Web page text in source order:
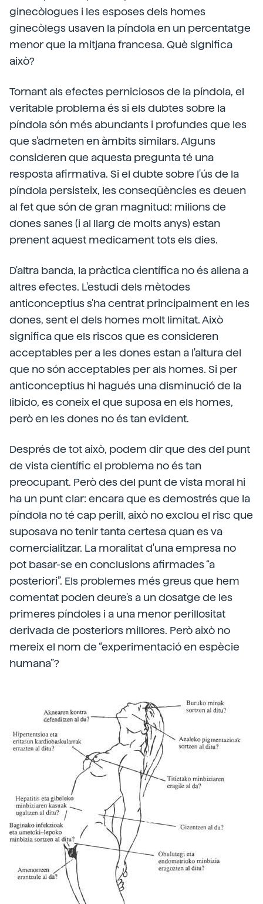
ginecòlogues i les esposes dels homes
ginecòlegs usaven la píndola en un percentatge
menor que la mitjana francesa. Què significa
això?
Tornant als efectes perniciosos de la píndola, el
veritable problema és si els dubtes sobre la
píndola són més abundants i profundes que les
que s'admeten en àmbits similars. Alguns
consideren que aquesta pregunta té una
resposta afirmativa. Si el dubte sobre l'ús de la
píndola persisteix, les conseqüències es deuen
al fet que són de gran magnitud: milions de
dones sanes (i al llarg de molts anys) estan
prenent aquest medicament tots els dies.
D'altra banda, la pràctica científica no és aliena a
altres efectes. L'estudi dels mètodes
anticonceptius s'ha centrat principalment en les
dones, sent el dels homes molt limitat. Això
significa que els riscos que es consideren
acceptables per a les dones estan a l'altura del
que no són acceptables per als homes. Si per
anticonceptius hi hagués una disminució de la
libido, es coneix el que suposa en els homes,
però en les dones no és tan evident.
Després de tot això, podem dir que des del punt
de vista científic el problema no és tan
preocupant. Però des del punt de vista moral hi
ha un punt clar: encara que es demostrés que la
píndola no té cap perill, això no exclou el risc que
suposava no tenir tanta certesa quan es va
comercialitzar. La moralitat d'una empresa no
pot basar-se en conclusions afirmades “a
posteriori”. Els problemes més greus que hem
comentat poden deure's a un dosatge de les
primeres píndoles i a una menor perillositat
derivada de posteriors millores. Però això no
mereix el nom de “experimentació en espècie
humana”?